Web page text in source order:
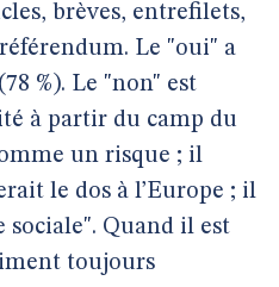
brèves, entrefilets,
Le "oui" a
%). Le "non" est
à partir du camp du
un risque ; il
le dos à l’Europe ; il
sociale". Quand il est
toujours